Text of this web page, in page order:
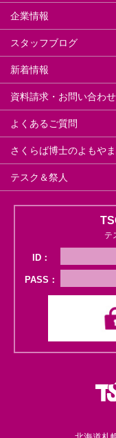
企業情報
スタッフブログ
新着情報
資料請求・お問い合わせ
よくあるご質問
さくらば博士のよもや
テスク＆祭人
テ
ID：
PASS：